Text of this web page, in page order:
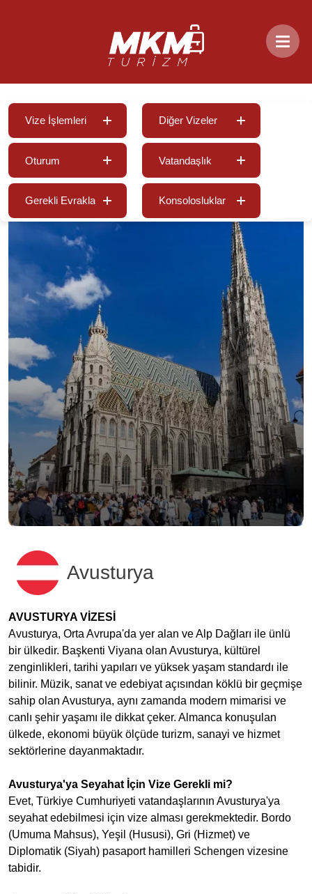
Avusturya
AVUSTURYA VİZESİ
Avusturya, Orta Avrupa'da yer alan ve Alp Dağları ile ünlü
bir ülkedir. Başkenti Viyana olan Avusturya, kültürel
zenginlikleri, tarihi yapıları ve yüksek yaşam standardı ile
bilinir. Müzik, sanat ve edebiyat açısından köklü bir geçmişe
sahip olan Avusturya, aynı zamanda modern mimarisi ve
canlı şehir yaşamı ile dikkat çeker. Almanca konuşulan
ülkede, ekonomi büyük ölçüde turizm, sanayi ve hizmet
sektörlerine dayanmaktadır.
Avusturya'ya Seyahat İçin Vize Gerekli mi?
Evet, Türkiye Cumhuriyeti vatandaşlarının Avusturya'ya
seyahat edebilmesi için vize alması gerekmektedir. Bordo
(Umuma Mahsus), Yeşil (Hususi), Gri (Hizmet) ve
Diplomatik (Siyah) pasaport hamilleri Schengen vizesine
tabidir.